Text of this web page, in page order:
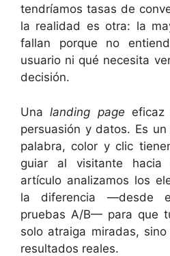
tendríamos tasas de
la realidad es otra: la
fallan porque no
usuario ni qué necesita
decisión.
Unalanding page eficaz
persuasión y datos. Es
palabra, color y clic
guiar al visitante
artículo analizamos los
la diferencia —desde
pruebas A/B— para que
solo atraiga miradas,
resultados reales.